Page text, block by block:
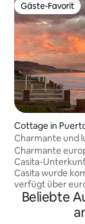
Gäste-Favorit
Gäste-Favorit
Cottage in
Charmante und
Meer ~
Charmante
Casita-Unterkunft Diese
Casita wurde
verfügt über
Charme, eine
traumhaftes
Bettwäsche
Beliebte